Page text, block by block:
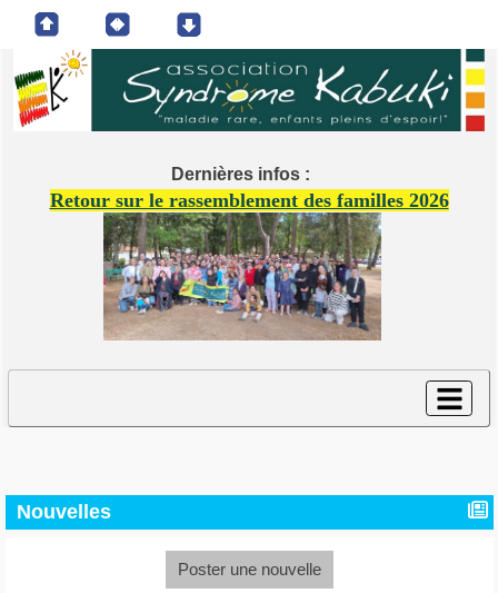
Dernières infos :
Retour sur le rassemblement des familles 2026
Nouvelles
Poster une nouvelle